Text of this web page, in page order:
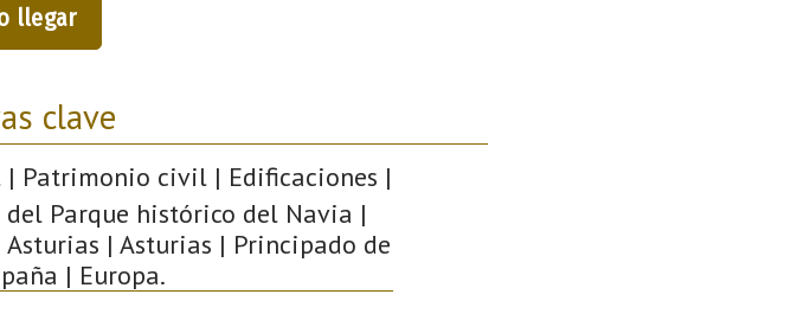
llegar
clave
Patrimonio civil | Edificaciones |
del Parque histórico del Navia |
| Asturias | Principado de
| Europa.